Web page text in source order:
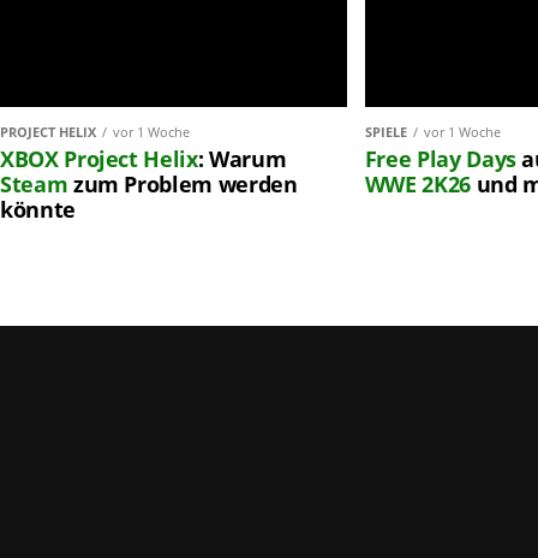
PROJECT HELIX vor 1 Woche
XBOX Project Helix: Warum
Steam zum Problem werden
könnte
SPIELE vor 1 Woche
Free Play Days
WWE 2K26und